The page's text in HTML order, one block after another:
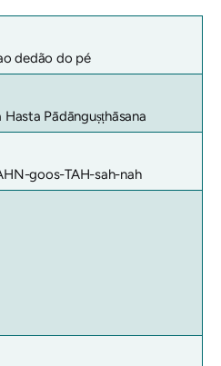
dedão do pé
Pādānguṣṭhāsana
goos-TAH-sah-nah